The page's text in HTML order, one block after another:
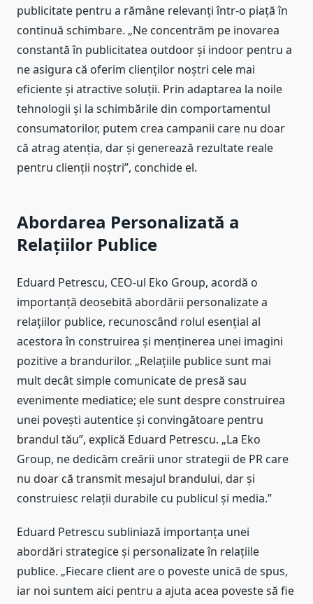
publicitate pentru a rămâne relevanți într-o piață în
continuă schimbare. „Ne concentrăm pe inovarea
constantă în publicitatea outdoor și indoor pentru a
ne asigura că oferim clienților noștri cele mai
eficiente și atractive soluții. Prin adaptarea la noile
tehnologii și la schimbările din comportamentul
consumatorilor, putem crea campanii care nu doar
că atrag atenția, dar și generează rezultate reale
pentru clienții noștri”, conchide el.
Abordarea Personalizată a
Relațiilor Publice
Eduard Petrescu, CEO-ul Eko Group, acordă o
importanță deosebită abordării personalizate a
relațiilor publice, recunoscând rolul esențial al
acestora în construirea și menținerea unei imagini
pozitive a brandurilor. „Relațiile publice sunt mai
mult decât simple comunicate de presă sau
evenimente mediatice; ele sunt despre construirea
unei povești autentice și convingătoare pentru
brandul tău”, explică Eduard Petrescu. „La Eko
Group, ne dedicăm creării unor strategii de PR care
nu doar că transmit mesajul brandului, dar și
construiesc relații durabile cu publicul și media.”
Eduard Petrescu subliniază importanța unei
abordări strategice și personalizate în relațiile
publice. „Fiecare client are o poveste unică de spus,
iar noi suntem aici pentru a ajuta acea poveste să fie